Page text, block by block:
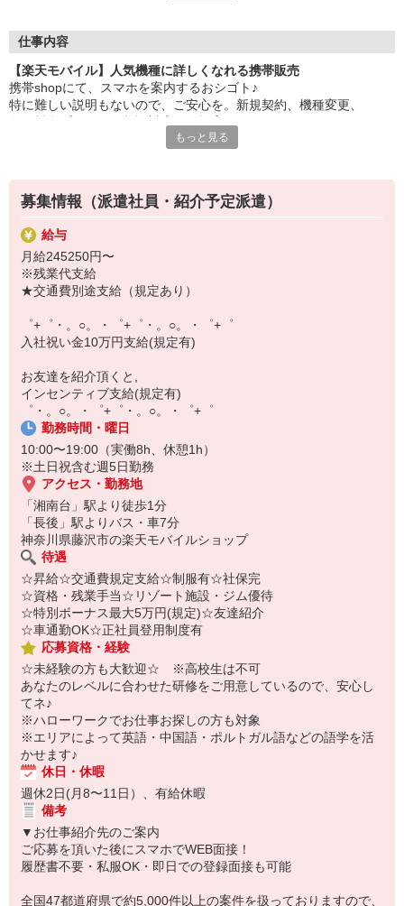
ずっと先まで役に立ちます！
丁寧な研修もあるので、
みなさんから働きやすいと好評です♪
最新アプリ事情やお得なプラン、
スマホの裏ワザを学べるチャンス♪
￣￣￣￣￣￣￣￣￣￣￣
▼オフィスワーク
事務、経理、データ入力、コールセンター、受付
▼工場・製造・軽作業系
機械/食品製造・梱包・仕分け・加工・組立・検査
▼美容系
眉毛サロンのアイブロウ・ネイリスト・エステ
▼営業・販売
法人営業・アパレル販売・個別指導塾・人材紹介
▼人気案件も多数♪
短期・期間限定・オープニング・官公庁案件
上場/優良/大手企業など
【スマホ面接実施中】
￣￣￣￣￣￣￣￣￣
自宅に居ながらスマホでカンタン面接OK！
オンライン面談なのでスピード対応。
仕事内容
【楽天モバイル】人気機種に詳しくなれる携帯販売
携帯shopにて、スマホを案内するおシゴト♪
特に難しい説明もないので、ご安心を。新規契約、機種変更、
満足度◎
■携帯やインターネット販売業務
docomo(ドコモ)/au(エーユー)・KDDI/softbank(ソフトバンク)など
の大手キャリアから
ワイモバイル(Y!mobille)、楽天モバイル、UQなど格安スマホまで幅
広く紹介可能♪
もっと見る
募集情報（派遣社員・紹介予定派遣）
給与
月給245250円〜
※残業代支給
★交通費別途支給（規定あり）
゜+゜・。○。・゜+゜・。○。・゜+゜
入社祝い金10万円支給(規定有)
お友達を紹介頂くと,
インセンティブ支給(規定有)
゜・。○。・゜+゜・。○。・゜+゜
勤務時間・曜日
10:00〜19:00（実働8h、休憩1h）
※土日祝含む週5日勤務
アクセス・勤務地
「湘南台」駅より徒歩1分
「長後」駅よりバス・車7分
神奈川県藤沢市の楽天モバイルショップ
待遇
☆昇給☆交通費規定支給☆制服有☆社保完
☆資格・残業手当☆リゾート施設・ジム優待
☆特別ボーナス最大5万円(規定)☆友達紹介
☆車通勤OK☆正社員登用制度有
応募資格・経験
☆未経験の方も大歓迎☆ ※高校生は不可
あなたのレベルに合わせた研修をご用意しているので、安心し
てネ♪
※ハローワークでお仕事お探しの方も対象
※エリアによって英語・中国語・ポルトガル語などの語学を活
かせます♪
休日・休暇
週休2日(月8〜11日）、有給休暇
備考
▼お仕事紹介先のご案内
ご応募を頂いた後にスマホでWEB面接！
履歴書不要・私服OK・即日での登録面接も可能
全国47都道府県で約5,000件以上の案件を扱っておりますので、